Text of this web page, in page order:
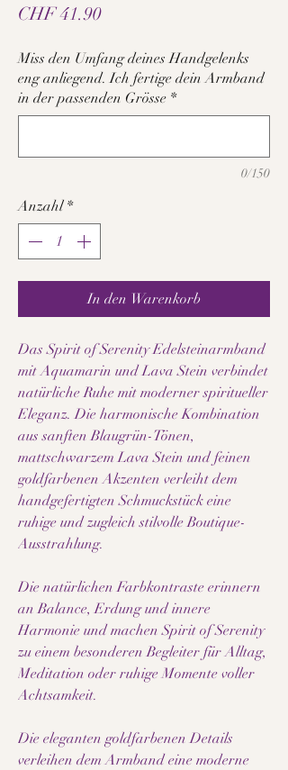
CHF 41.90Preis
Miss den Umfang deines Handgelenks
eng anliegend. Ich fertige dein Armband
in der passenden Grösse *
0/150
Anzahl *
In den Warenkorb
Das Spirit of Serenity Edelsteinarmband
mit Aquamarin und Lava Stein verbindet
natürliche Ruhe mit moderner spiritueller
Eleganz. Die harmonische Kombination
aus sanften Blaugrün-Tönen,
mattschwarzem Lava Stein und feinen
goldfarbenen Akzenten verleiht dem
handgefertigten Schmuckstück eine
ruhige und zugleich stilvolle Boutique-
Ausstrahlung.
Die natürlichen Farbkontraste erinnern
an Balance, Erdung und innere
Harmonie und machen Spirit of Serenity
zu einem besonderen Begleiter für Alltag,
Meditation oder ruhige Momente voller
Achtsamkeit.
Die eleganten goldfarbenen Details
verleihen dem Armband eine moderne